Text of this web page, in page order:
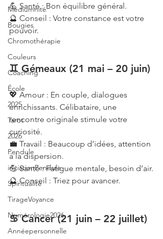
Médiumnité
Bougies
Chromothérapie
Couleurs
Coaching
École
2025
Tarot
2026
Pendule
initiationPendule
Spiritualité
TirageVoyance
Numérologie2026
Annéepersonnelle
💪 Santé : Bon équilibre général.
🔮 Conseil : Votre constance est votre
pouvoir.
♊ Gémeaux (21 mai – 20 juin)
💖 Amour : En couple, dialogues
enrichissants. Célibataire, une
rencontre originale stimule votre
curiosité.
💼 Travail : Beaucoup d’idées, attention
à la dispersion.
💪 Santé : Fatigue mentale, besoin d’air.
🔮 Conseil : Triez pour avancer.
♋ Cancer (21 juin – 22 juillet)